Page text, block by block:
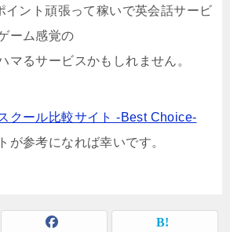
イント頑張って稼いで英会話サービ
ーム感覚の
マるサービスかもしれません。
クール比較サイト -Best Choice-
が参考になれば幸いです。